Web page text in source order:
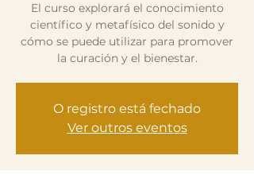
El curso explorará el conocimiento
científico y metafísico del sonido y
cómo se puede utilizar para promover
la curación y el bienestar.
O registro está fechado
Ver outros eventos